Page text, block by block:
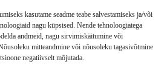
kasutame seadme teabe salvestamiseks ja/või
nagu küpsised. Nende tehnoloogiatega
andmeid, nagu sirvimiskäitumine või
mitteandmine või nõusoleku tagasivõtmine
negatiivselt mõjutada.